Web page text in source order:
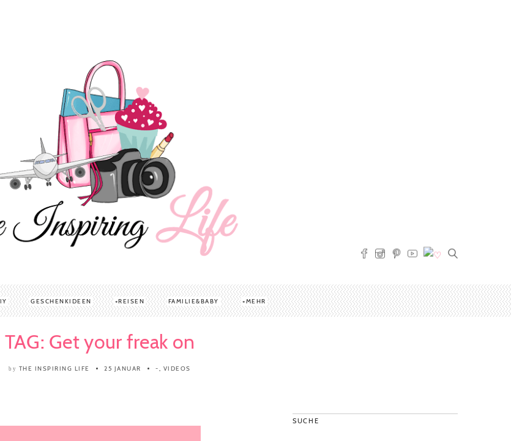
GESCHENKIDEEN REISEN FAMILIE&BABY MEHR
TAG: Get your freak on
by THE INSPIRING LIFE 25 JANUAR -, VIDEOS
SUCHE